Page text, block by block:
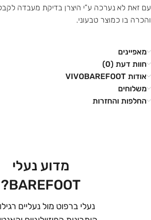
עם זאת לא נערכה ע”י היצרן בדיקת מעבדה
והכרה בו כמוצר טבעוני.
מאפיינים
חוות דעת (0)
אודות VIVOBAREFOOT
משלוחים
החלפות והחזרות
מדוע נעלי
BAREFOOT?
נעלי ברפוט מול נעליים